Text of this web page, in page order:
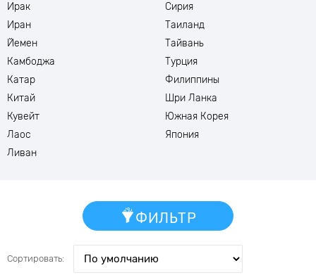
Ирак
Иран
Йемен
Камбоджа
Катар
Китай
Кувейт
Лаос
Ливан
Сирия
Таиланд
Тайвань
Турция
Филиппины
Шри Ланка
Южная Корея
Япония
ФИЛЬТР
Сортировать: